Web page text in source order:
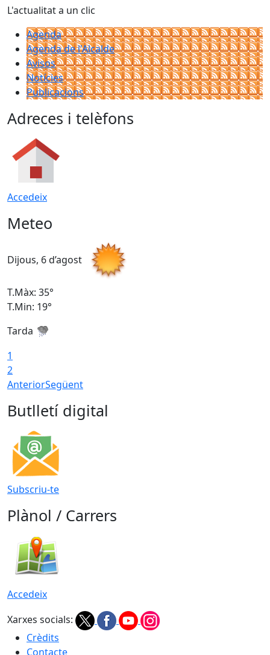
L'actualitat a un clic
Agenda
Agenda de l'Alcalde
Avisos
Notícies
Publicacions
Adreces i telèfons
Accedeix
Meteo
Dijous, 6 d’agost
T.Màx: 35°
T.Min: 19°
Tarda
1
2
AnteriorSegüent
Butlletí digital
Subscriu-te
Plànol / Carrers
Accedeix
Xarxes socials:
Crèdits
Contacte